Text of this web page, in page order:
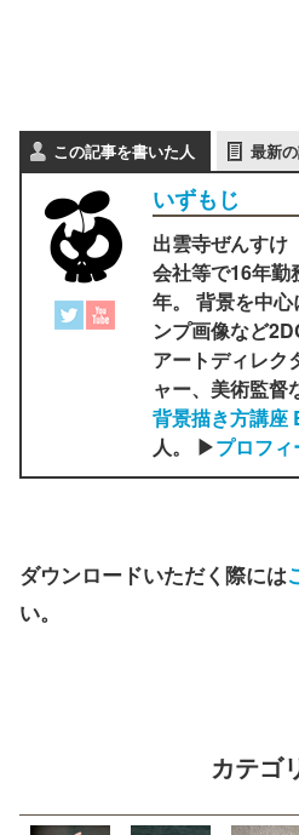
この記事を書いた人 最新
いずもじ
出雲寺ぜんすけ
会社等で16年勤
年。 背景を中
ンプ画像など
アートディレク
ャー、美術監督
背景描き方講座
人。 ▶プロフ
ダウンロードいただく際には
い。
カテゴ